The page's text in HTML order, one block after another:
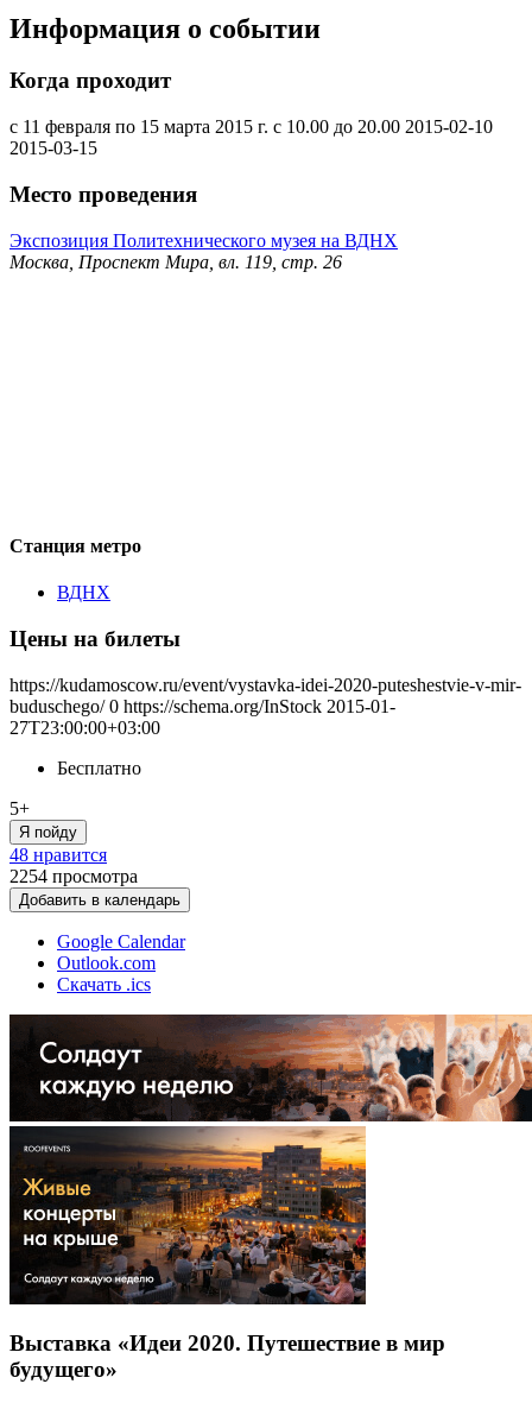
Информация о событии
Когда проходит
с 11 февраля по 15 марта 2015 г. с 10.00 до 20.00 2015-02-10
2015-03-15
Место проведения
Экспозиция Политехнического музея на ВДНХ
Москва, Проспект Мира, вл. 119, стр. 26
Станция метро
ВДНХ
Цены на билеты
https://kudamoscow.ru/event/vystavka-idei-2020-puteshestvie-v-mir-
buduschego/ 0 https://schema.org/InStock 2015-01-
27T23:00:00+03:00
Бесплатно
5+
Я пойду
48 нравится
2254 просмотра
Добавить в календарь
Google Calendar
Outlook.com
Скачать .ics
Выставка «Идеи 2020. Путешествие в мир
будущего»